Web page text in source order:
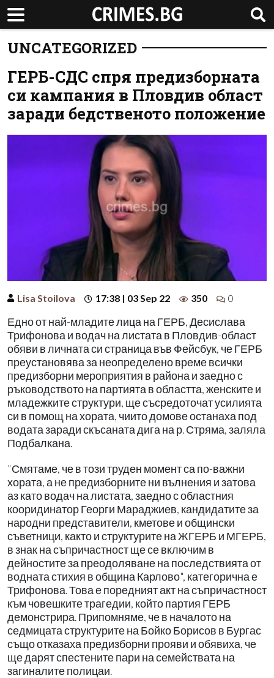
UNCATEGORIZED
ГЕРБ-СДС спря предизборната
си кампания в Пловдив област
заради бедственото положение
Lisa Stoilova 17:38 | 03 Sep 22 350 0
Едно от най-младите лица на ГЕРБ, Десислава
Трифонова и водач на листата в Пловдив-област
обяви в личната си страница във Фейсбук, че ГЕРБ
преустановява за неопределено време всички
предизборни мероприятия в района и заедно с
ръководството на партията в областта, женските и
младежките структури, ще съсредоточат усилията
си в помощ на хората, чиито домове останаха под
водата заради скъсаната дига на р. Стряма, заляла
Подбалкана.
"Смятаме, че в този труден момент са по-важни
хората, а не предизборните ни вълнения и затова
аз като водач на листата, заедно с областния
кооридинатор Георги Мараджиев, кандидатите за
народни представители, кметове и общински
съветници, както и структурите на ЖГЕРБ и МГЕРБ,
в знак на съпричастност ще се включим в
дейностите за преодоляване на последствията от
водната стихия в община Карлово", категорична е
Трифонова. Това е поредният акт на съпричастност
към човешките трагедии, който партия ГЕРБ
демонстрира. Припомняме, че в началото на
седмицата структурите на Бойко Борисов в Бургас
също отказаха предизборни прояви и обявиха, че
ще дарят спестените пари на семействата на
загиналите полицаи.